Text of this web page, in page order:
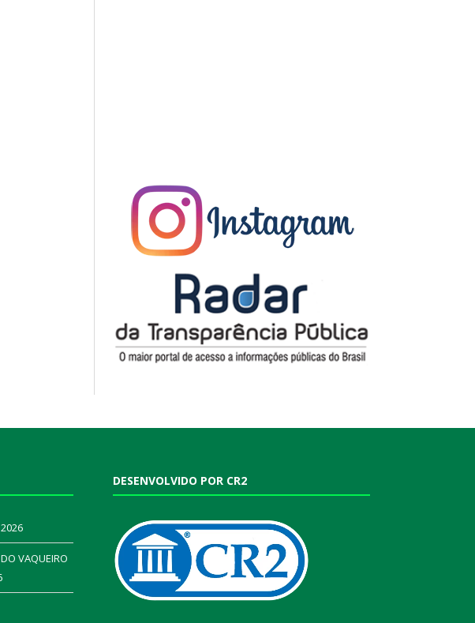
VAQUEIRO
DESENVOLVIDO POR CR2